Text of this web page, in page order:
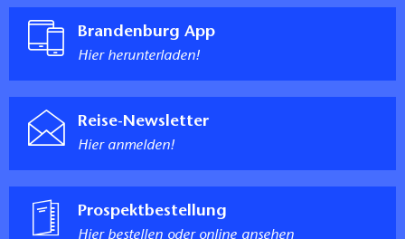
Brandenburg App
Hier herunterladen!
Reise-Newsletter
Hier anmelden!
Prospektbestellung
Hier bestellen oder online ansehen